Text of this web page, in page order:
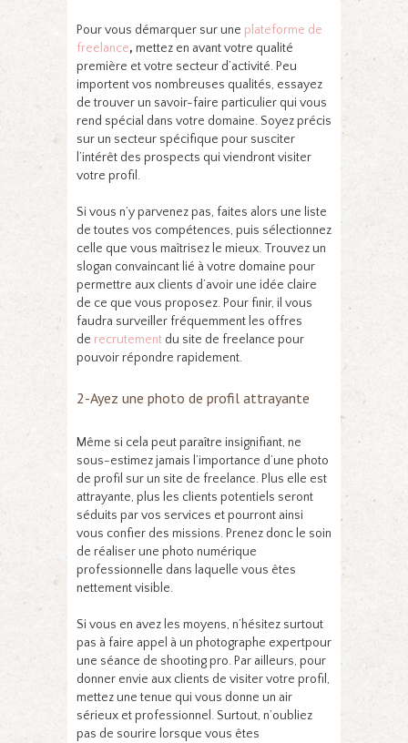
Pour vous démarquer sur une plateforme de
freelance, mettez en avant votre qualité
première et votre secteur d’activité. Peu
importent vos nombreuses qualités, essayez
de trouver un savoir-faire particulier qui vous
rend spécial dans votre domaine. Soyez précis
sur un secteur spécifique pour susciter
l’intérêt des prospects qui viendront visiter
votre profil.
Si vous n’y parvenez pas, faites alors une liste
de toutes vos compétences, puis sélectionnez
celle que vous maîtrisez le mieux. Trouvez un
slogan convaincant lié à votre domaine pour
permettre aux clients d’avoir une idée claire
de ce que vous proposez. Pour finir, il vous
faudra surveiller fréquemment les offres
de recrutement du site de freelance pour
pouvoir répondre rapidement.
2-Ayez une photo de profil attrayante
Même si cela peut paraître insignifiant, ne
sous-estimez jamais l’importance d’une photo
de profil sur un site de freelance. Plus elle est
attrayante, plus les clients potentiels seront
séduits par vos services et pourront ainsi
vous confier des missions. Prenez donc le soin
de réaliser une photo numérique
professionnelle dans laquelle vous êtes
nettement visible.
Si vous en avez les moyens, n’hésitez surtout
pas à faire appel à un photographe expertpour
une séance de shooting pro. Par ailleurs, pour
donner envie aux clients de visiter votre profil,
mettez une tenue qui vous donne un air
sérieux et professionnel. Surtout, n’oubliez
pas de sourire lorsque vous êtes